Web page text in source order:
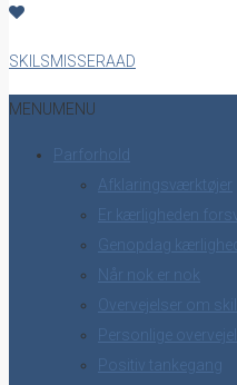
SKILSMISSERAAD
MENUMENU
Parforhold
Afklaringsværktøjer
Er kærligheden
Genopdag
Når nok er nok
Overvejelser om
Personlige
Positiv tankegang